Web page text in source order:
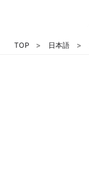
TOP 日本語